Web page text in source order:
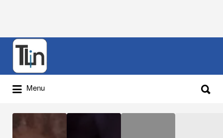
Rechercher
Menu